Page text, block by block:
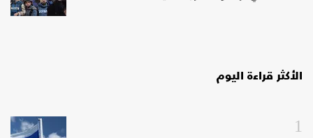
الأكثر قراءة اليوم
1